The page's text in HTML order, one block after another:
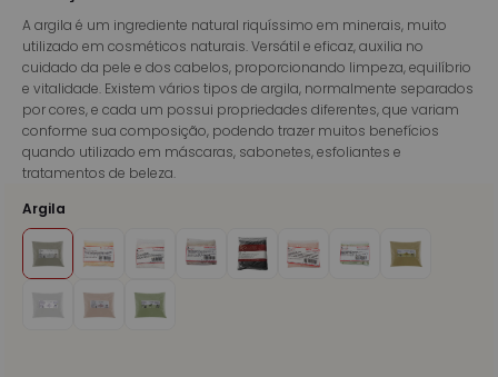
A argila é um ingrediente natural riquíssimo em minerais, muito
utilizado em cosméticos naturais. Versátil e eficaz, auxilia no
cuidado da pele e dos cabelos, proporcionando limpeza, equilíbrio
e vitalidade. Existem vários tipos de argila, normalmente separados
por cores, e cada um possui propriedades diferentes, que variam
conforme sua composição, podendo trazer muitos benefícios
quando utilizado em máscaras, sabonetes, esfoliantes e
tratamentos de beleza.
Argila